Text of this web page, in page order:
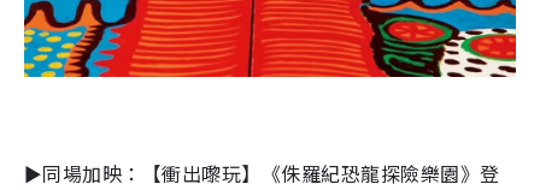
►同場加映：【衝出嚟玩】《侏羅紀恐龍探險樂園》登